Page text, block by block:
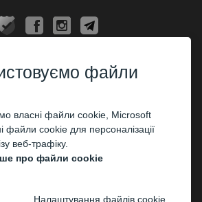
Каси
ПАРТНЕРАМ
Організаторам
клієнтам
файли
власні файли cookie, Microsoft
файли cookie для персоналізації
веб-трафіку.
про файли cookie
Налаштування файлів cookie